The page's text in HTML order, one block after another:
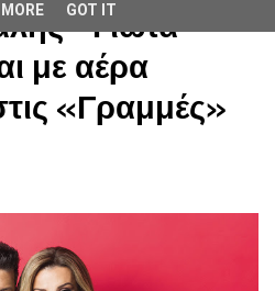
- Γιώτα
με αέρα
«Γραμμές»
GOT IT